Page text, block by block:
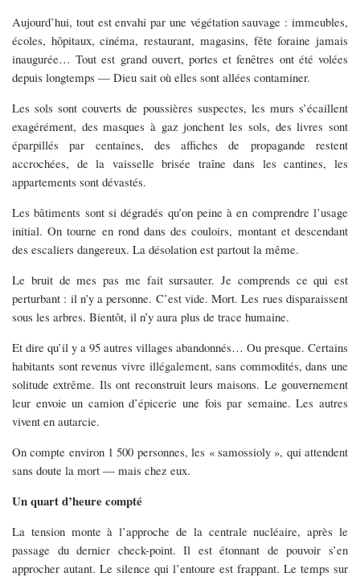
Aujourd’hui, tout est envahi par une végétation sauvage : immeubles,
écoles, hôpitaux, cinéma, restaurant, magasins, fête foraine jamais
inaugurée… Tout est grand ouvert, portes et fenêtres ont été volées
depuis longtemps — Dieu sait où elles sont allées contaminer.
Les sols sont couverts de poussières suspectes, les murs s’écaillent
exagérément, des masques à gaz jonchent les sols, des livres sont
éparpillés par centaines, des affiches de propagande restent
accrochées, de la vaisselle brisée traîne dans les cantines, les
appartements sont dévastés.
Les bâtiments sont si dégradés qu’on peine à en comprendre l’usage
initial. On tourne en rond dans des couloirs, montant et descendant
des escaliers dangereux. La désolation est partout la même.
Le bruit de mes pas me fait sursauter. Je comprends ce qui est
perturbant : il n’y a personne. C’est vide. Mort. Les rues disparaissent
sous les arbres. Bientôt, il n’y aura plus de trace humaine.
Et dire qu’il y a 95 autres villages abandonnés… Ou presque. Certains
habitants sont revenus vivre illégalement, sans commodités, dans une
solitude extrême. Ils ont reconstruit leurs maisons. Le gouvernement
leur envoie un camion d’épicerie une fois par semaine. Les autres
vivent en autarcie.
On compte environ 1 500 personnes, les « samossioly », qui attendent
sans doute la mort — mais chez eux.
Un quart d’heure compté
La tension monte à l’approche de la centrale nucléaire, après le
passage du dernier check-point. Il est étonnant de pouvoir s’en
approcher autant. Le silence qui l’entoure est frappant. Le temps sur